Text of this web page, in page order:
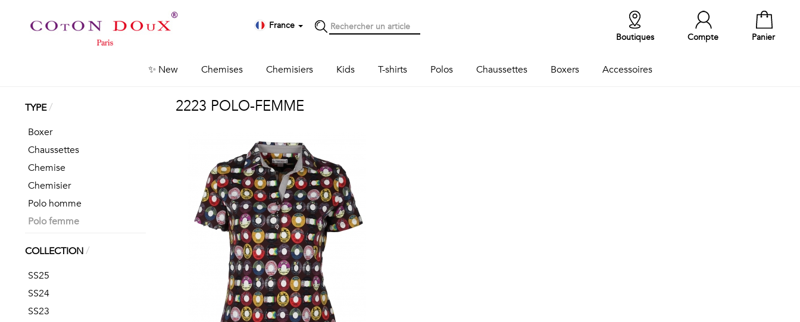
France
Panier
Compte
Boutiques
✨ New Chemises Chemisiers Kids T-shirts Polos Chaussettes Boxers Accessoires
TYPE/
Boxer
Chaussettes
Chemise
Chemisier
Polo homme
Polo femme
COLLECTION/
SS25
SS24
SS23
2223 POLO-FEMME